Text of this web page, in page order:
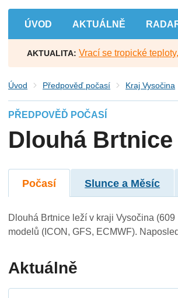
ÚVOD AKTUÁLNĚ
AKTUALITA: Vrací se tropické
Úvod Předpověď počasí Kraj Vysočina
PŘEDPOVĚĎ POČASÍ
Dlouhá Brtnice
Počasí Slunce a Měsíc
Dlouhá Brtnice leží v kraji Vysočina
modelů (ICON, GFS, ECMWF).
Aktuálně